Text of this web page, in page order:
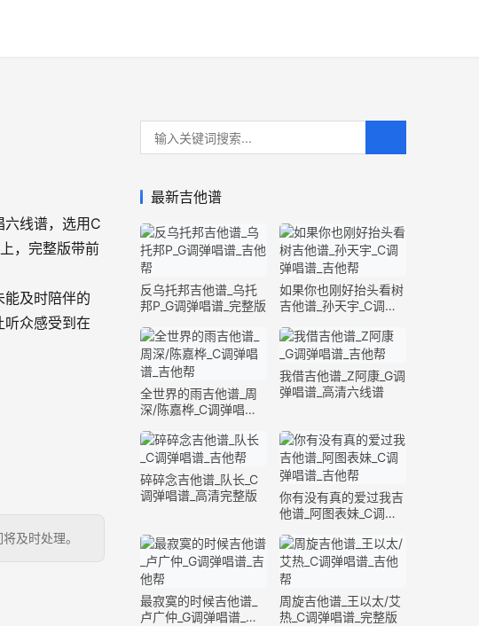
六线谱，选用C
，完整版带前
及时陪伴的
听众感受到在
及时处理。
最新吉他谱
反乌托邦吉他谱_乌托
邦P_G调弹唱谱_完整版
如果你也刚好抬头看树
吉他谱_孙天宇_C调弹
全世界的雨吉他谱_周
深/陈嘉桦_C调弹唱谱_
我借吉他谱_Z阿康_G调
弹唱谱_高清六线谱
碎碎念吉他谱_队长_C
调弹唱谱_高清完整版
你有没有真的爱过我吉
他谱_阿图表妹_C调弹
最寂寞的时候吉他谱_
卢广仲_G调弹唱谱_高
周旋吉他谱_王以太/艾
热_C调弹唱谱_完整版